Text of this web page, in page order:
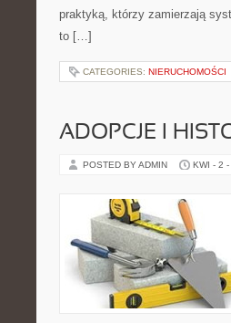
praktyką, którzy zamierzają
to […]
CATEGORIES: NIERUCHOMOŚCI
ADOPCJE I
POSTED BY ADMIN KWI - 2